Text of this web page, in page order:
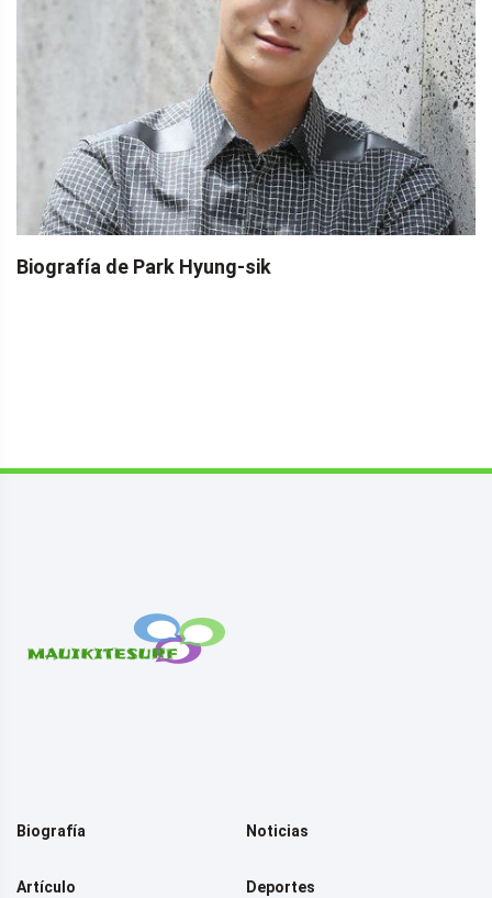
Biografía de Park Hyung-sik
Biografía Noticias
Artículo Deportes